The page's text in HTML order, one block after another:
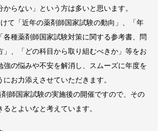
らない」という方は多いと思います。
て「近年の薬剤師国家試験の動向」、「年
各種薬剤師国家試験対策に関する参考書、問
」、「どの科目から取り組むべきか」等をお
強の悩みや不安を解消し、スムーズに年度を
お力添えさせていただきます。
師国家試験の実施後の開催ですので、その
とよいなと考えています。